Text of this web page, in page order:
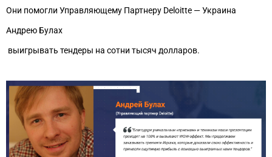
Они помогли Управляющему Партнеру Deloitte — Украина
Андрею Булах
выигрывать тендеры на сотни тысяч долларов.